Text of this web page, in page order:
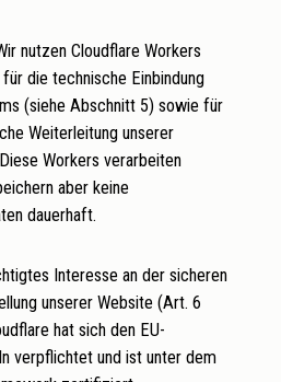
nutzen Cloudflare Workers
die technische Einbindung
(siehe Abschnitt 5) sowie für
Weiterleitung unserer
Workers verarbeiten
aber keine
dauerhaft.
Interesse an der sicheren
unserer Website (Art. 6
hat sich den EU-
verpflichtet und ist unter dem